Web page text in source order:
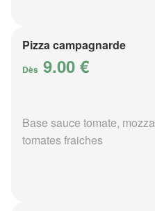
Pizza campagnarde
Dès 9.00 €
Base sauce tomate,
tomates fraiches